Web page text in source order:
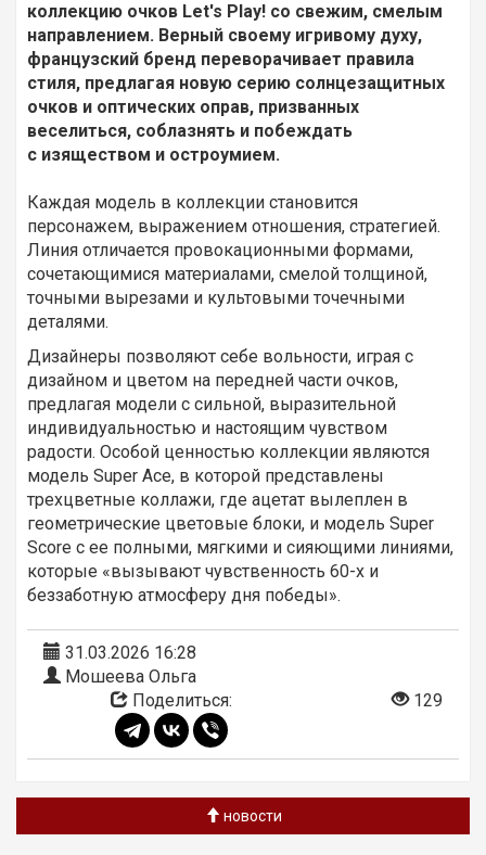
коллекцию очков Let's Play! со свежим, смелым
направлением. Верный своему игривому духу,
французский бренд переворачивает правила
стиля, предлагая новую серию солнцезащитных
очков и оптических оправ, призванных
веселиться, соблазнять и побеждать
с изяществом и остроумием.
Каждая модель в коллекции становится
персонажем, выражением отношения, стратегией.
Линия отличается провокационными формами,
сочетающимися материалами, смелой толщиной,
точными вырезами и культовыми точечными
деталями.
Дизайнеры позволяют себе вольности, играя с
дизайном и цветом на передней части очков,
предлагая модели с сильной, выразительной
индивидуальностью и настоящим чувством
радости. Особой ценностью коллекции являются
модель Super Ace, в которой представлены
трехцветные коллажи, где ацетат вылеплен в
геометрические цветовые блоки, и модель Super
Score с ее полными, мягкими и сияющими линиями,
которые «вызывают чувственность 60-х и
беззаботную атмосферу дня победы».
31.03.2026 16:28
Мошеева Ольга
Поделиться:
129
новости